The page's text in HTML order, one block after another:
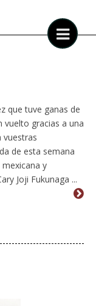
que tuve ganas de
vuelto gracias a una
vuestras
de esta semana
mexicana y
Joji Fukunaga ...